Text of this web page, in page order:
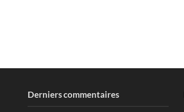
Derniers commentaires